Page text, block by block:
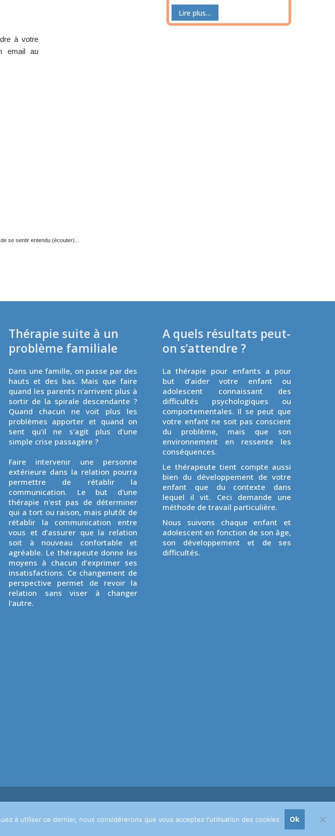
à votre
emailau
se sentir entendu (écouter)...
Lire plus…
Thérapie suite à un
problème familiale
Dans une famille, on passe par des
hauts et des bas. Mais que faire
quand les parents n'arrivent plus à
sortir de la spirale descendante ?
Quand chacun ne voit plus les
problèmes apporter et quand on
sent qu'il ne s'agit plus d'une
simple crise passagère ?
Faire intervenir une personne
extérieure dans la relation pourra
permettre de rétablir la
communication. Le but d'une
thérapie n'est pas de déterminer
qui a tort ou raison, mais plutôt de
rétablir la communication entre
vous et d’assurer que la relation
soit à nouveau confortable et
agréable. Le thérapeute donne les
moyens à chacun d'exprimer ses
insatisfactions. Ce changement de
perspective permet de revoir la
relation sans viser à changer
l'autre.
A quels résultats peut-
on s’attendre ?
La thérapie pour enfants a pour
but d’aider votre enfant ou
adolescent connaissant des
difficultés psychologiques ou
comportementales. Il se peut que
votre enfant ne soit pas conscient
du problème, mais que son
environnement en ressente les
conséquences.
Le thérapeute tient compte aussi
bien du développement de votre
enfant que du contexte dans
lequel il vit. Ceci demande une
méthode de travail particulière.
Nous suivons chaque enfant et
adolescent en fonction de son âge,
son développement et de ses
difficultés.
à utiliser ce dernier, nous considérerons que vous acceptez l'utilisation des cookies Ok